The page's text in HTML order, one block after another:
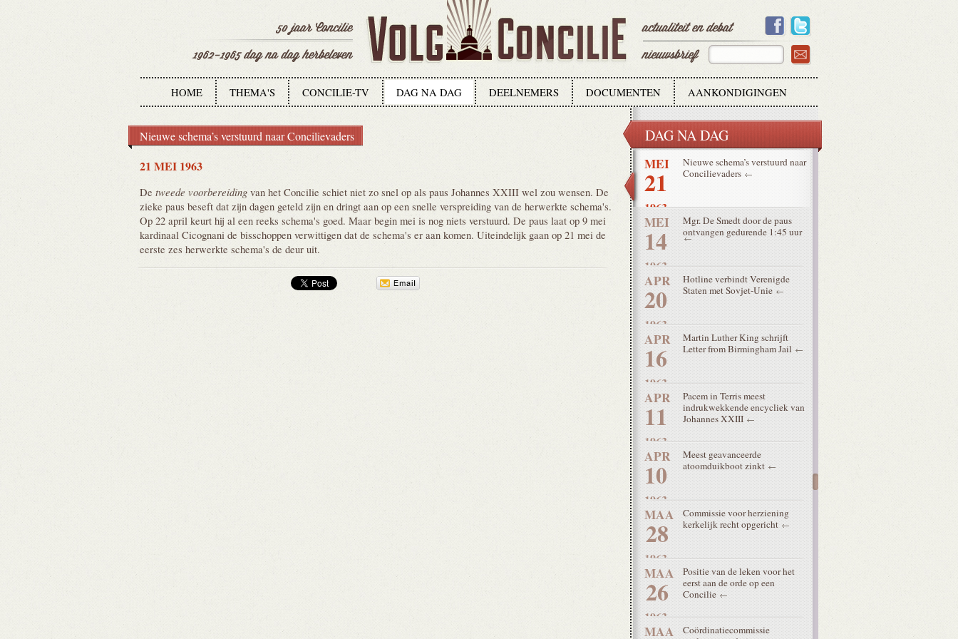
HOME THEMA'S CONCILIE-TV DAG NA DAG DEELNEMERS DOCUMENTEN AANKONDIGINGEN
Nieuwe schema’s verstuurd naar Concilievaders
21 MEI 1963
De tweede voorbereiding van het Concilie schiet niet zo snel op als paus Johannes XXIII wel zou wensen. De
zieke paus beseft dat zijn dagen geteld zijn en dringt aan op een snelle verspreiding van de herwerkte schema's.
Op 22 april keurt hij al een reeks schema's goed. Maar begin mei is nog niets verstuurd. De paus laat op 9 mei
kardinaal Cicognani de bisschoppen verwittigen dat de schema's er aan komen. Uiteindelijk gaan op 21 mei de
eerste zes herwerkte schema's de deur uit.
DAG NA DAG
1963
MEI
28
1963
Toestand van de paus is kritiek
MEI
27
1963
Bob Dylan raakt de tijdsgeest
MEI
21
1963
Nieuwe schema’s verstuurd naar
Concilievaders
MEI
14
1963
Mgr. De Smedt door de paus
ontvangen gedurende 1:45 uur
APR
20
1963
Hotline verbindt Verenigde
Staten met Sovjet-Unie
APR
16
1963
Martin Luther King schrijft
Letter from Birmingham Jail
APR
11
1963
Pacem in Terris meest
indrukwekkende encycliek van
Johannes XXIII
APR
10
1963
Meest geavanceerde
atoomduikboot zinkt
MAA
28
1963
Commissie voor herziening
kerkelijk recht opgericht
MAA
26
1963
Positie van de leken voor het
eerst aan de orde op een
Concilie
MAA
Coördinatiecommissie